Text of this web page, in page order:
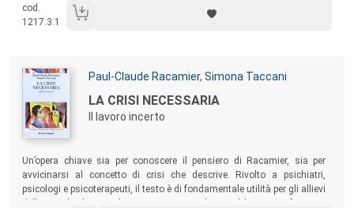
cod.
1217.3.1
Autori:
Paul-Claude Racamier, Simona Taccani
Titolo:
LA CRISI NECESSARIA
Il lavoro incerto
Sommario:
Un’opera chiave sia per conoscere il pensiero di Racamier, sia per
avvicinarsi al concetto di crisi che descrive. Rivolto a psichiatri,
psicologi e psicoterapeuti, il testo è di fondamentale utilità per gli allievi